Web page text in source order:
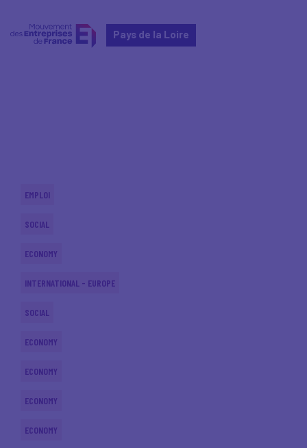
Pays de la Loire
EMPLOI
SOCIAL
ECONOMY
INTERNATIONAL - EUROPE
SOCIAL
ECONOMY
ECONOMY
ECONOMY
ECONOMY